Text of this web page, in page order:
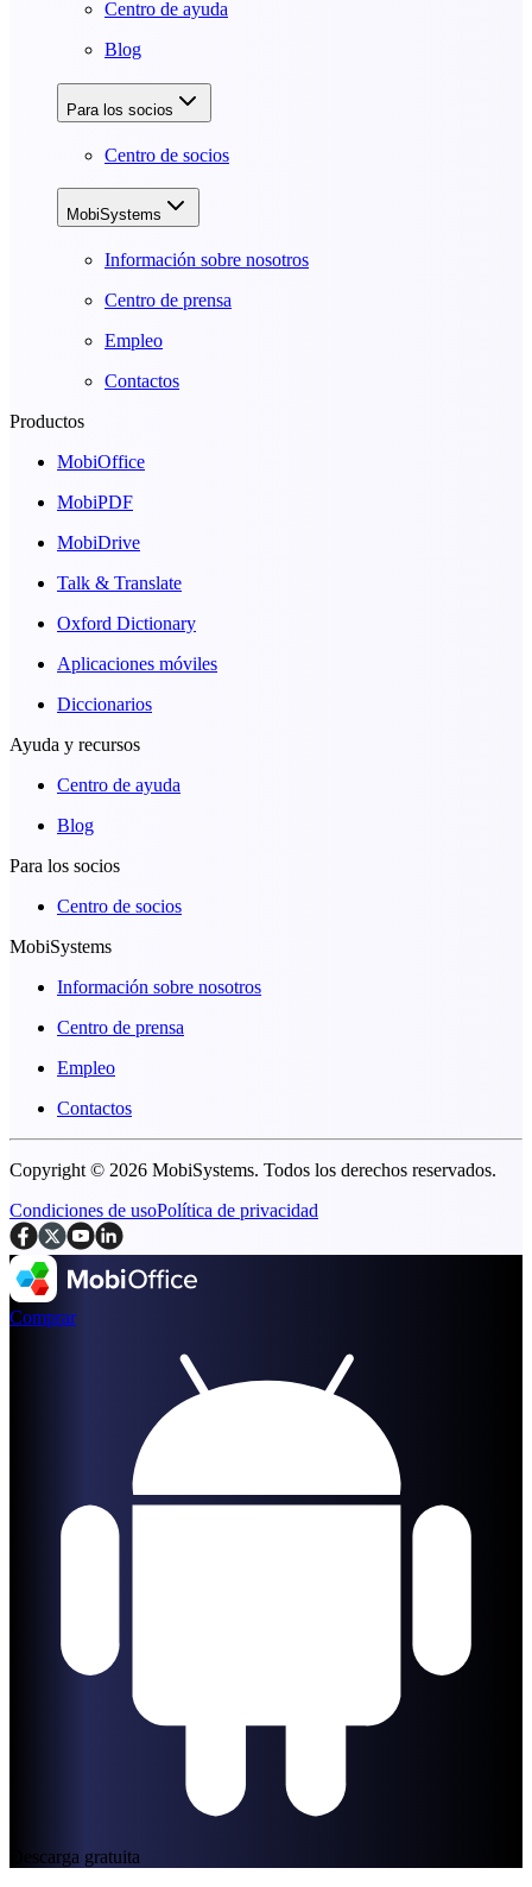
Centro de ayuda
Blog
Para los socios
Centro de socios
MobiSystems
Información sobre nosotros
Centro de prensa
Empleo
Contactos
Productos
MobiOffice
MobiPDF
MobiDrive
Talk & Translate
Oxford Dictionary
Aplicaciones móviles
Diccionarios
Ayuda y recursos
Centro de ayuda
Blog
Para los socios
Centro de socios
MobiSystems
Información sobre nosotros
Centro de prensa
Empleo
Contactos
Copyright © 2026 MobiSystems. Todos los derechos reservados.
Condiciones de usoPolítica de privacidad
Comprar
Descarga gratuita